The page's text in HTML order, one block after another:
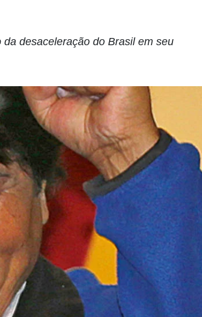
desaceleração do Brasil em seu